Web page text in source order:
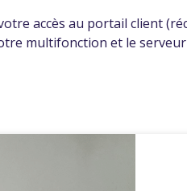
accès au portail client
multifonction et le